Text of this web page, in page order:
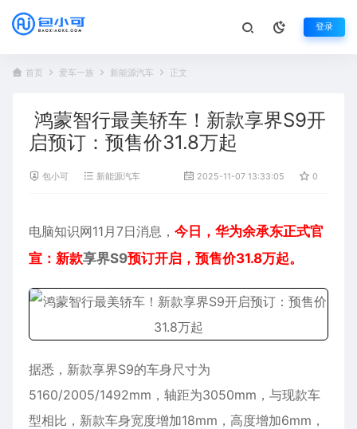
登录
首页 爱车一族 新能源汽车 正文
鸿蒙智行最美轿车！新款享界S9开
启预订：预售价31.8万起
包小可 新能源汽车 2025-11-07 13:33:05 0
电脑知识网11月7日消息， 今日，华为余承东正式官
宣：新款享界S9预订开启，预售价31.8万起。
据悉，新款享界S9的车身尺寸为
5160/2005/1492mm，轴距为3050mm，与现款车
型相比，新款车身宽度增加18mm，高度增加6mm，